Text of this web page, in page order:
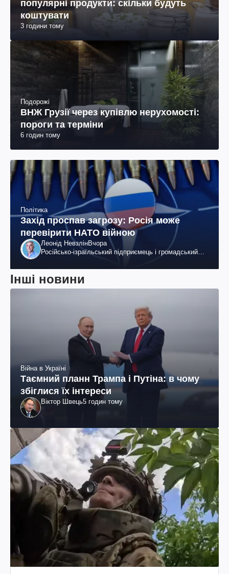
популярні продукти: скільки будуть
коштувати
3 години тому
Подорожі
ВНЖ Грузії через купівлю нерухомості:
пороги та терміни
6 годин тому
Політика
Захід проспав загрозу: Росія може
перевірити НАТО війною
Леонід НевзлінВчора
Російсько-ізраїльський підприємець і громадський
Інші новини
Війна в Україні
Таємний планн Трампа і Путіна: в чому
збіглися їх інтереси
Віктор Швець5 годин тому